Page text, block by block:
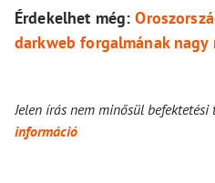
Érdekelhet még:
darkweb forgalmának nagy
Jelen írás nem minősül befektetési
információ